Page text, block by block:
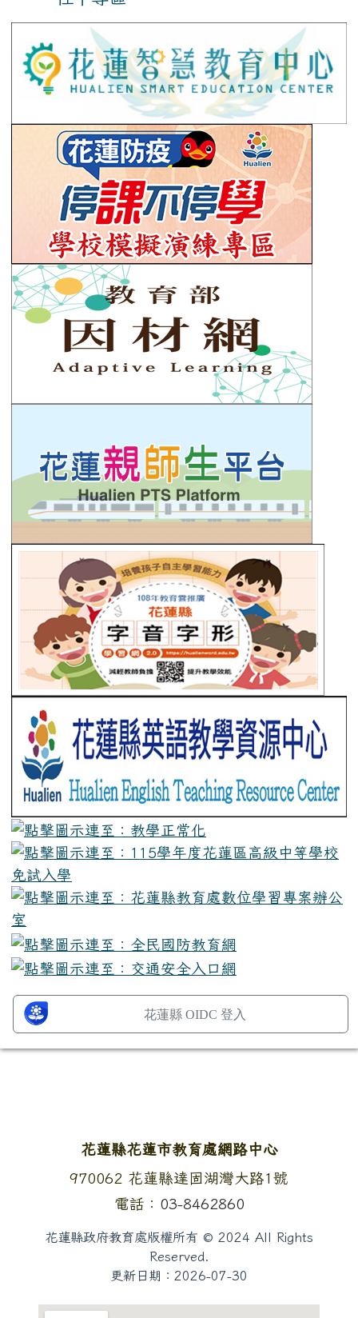
花蓮縣 OIDC 登入
頁尾區域內容
花蓮縣花蓮市教育處網路中心
地址：
970062 花蓮縣達固湖灣大路1號
電話： 03-8462860
花蓮縣政府教育處版權所有 © 2024 All Rights
Reserved.
更新日期： 2026-07-30